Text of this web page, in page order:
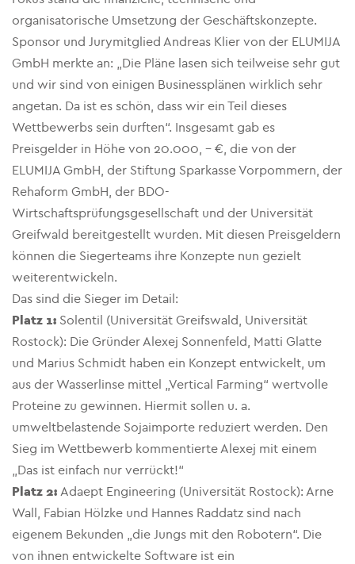
organisatorische Umsetzung der Geschäftskonzepte.
Sponsor und Jurymitglied Andreas Klier von der ELUMIJA
GmbH merkte an: „Die Pläne lasen sich teilweise sehr gut
und wir sind von einigen Businessplänen wirklich sehr
angetan. Da ist es schön, dass wir ein Teil dieses
Wettbewerbs sein durften“. Insgesamt gab es
Preisgelder in Höhe von 20.000, – €, die von der
ELUMIJA GmbH, der Stiftung Sparkasse Vorpommern, der
Rehaform GmbH, der BDO-
Wirtschaftsprüfungsgesellschaft und der Universität
Greifwald bereitgestellt wurden. Mit diesen Preisgeldern
können die Siegerteams ihre Konzepte nun gezielt
weiterentwickeln.
Das sind die Sieger im Detail:
Platz 1: Solentil (Universität Greifswald, Universität
Rostock): Die Gründer Alexej Sonnenfeld, Matti Glatte
und Marius Schmidt haben ein Konzept entwickelt, um
aus der Wasserlinse mittel „Vertical Farming“ wertvolle
Proteine zu gewinnen. Hiermit sollen u. a.
umweltbelastende Sojaimporte reduziert werden. Den
Sieg im Wettbewerb kommentierte Alexej mit einem
„Das ist einfach nur verrückt!“
Platz 2: Adaept Engineering (Universität Rostock): Arne
Wall, Fabian Hölzke und Hannes Raddatz sind nach
eigenem Bekunden „die Jungs mit den Robotern“. Die
von ihnen entwickelte Software ist ein